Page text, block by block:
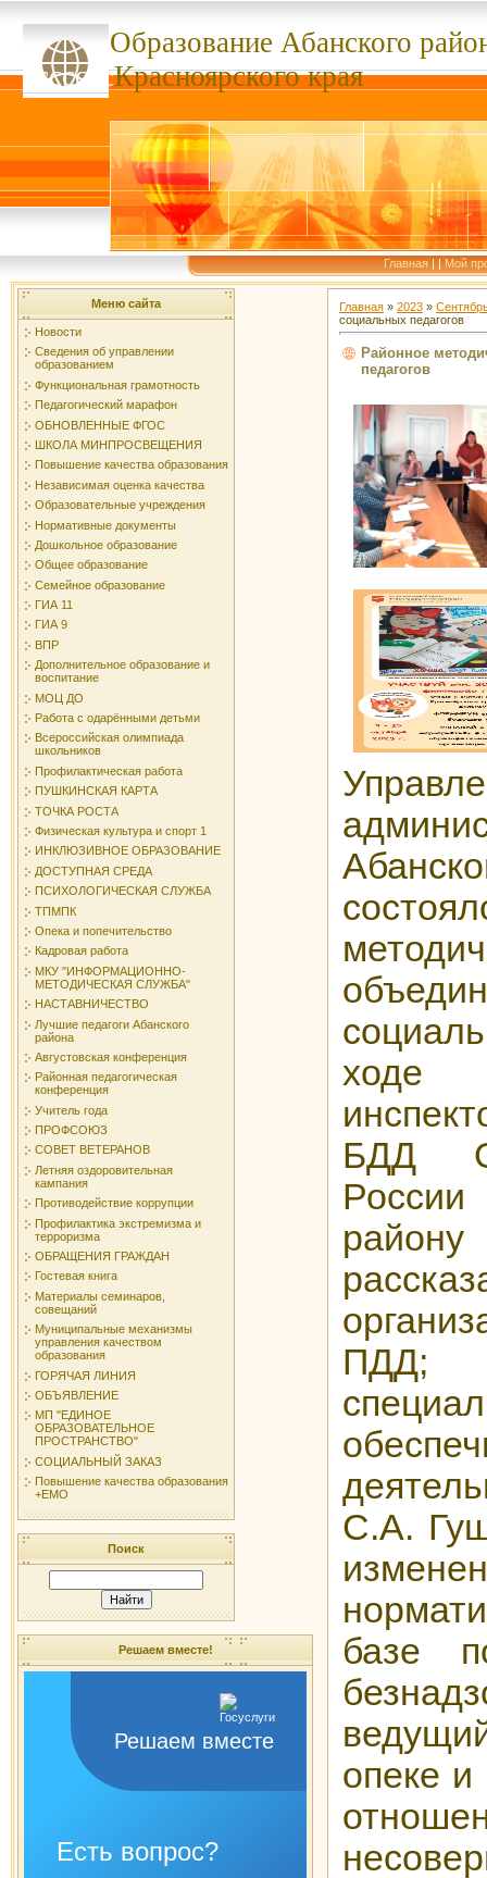
Образование Абанского
сссссссКрасноярского края
Главная | | Мой
Меню сайта
Новости
Сведения об управлении
образованием
Функциональная грамотность
Педагогический марафон
ОБНОВЛЕННЫЕ ФГОС
ШКОЛА МИНПРОСВЕЩЕНИЯ
Повышение качества образования
Независимая оценка качества
Образовательные учреждения
Нормативные документы
Дошкольное образование
Общее образование
Семейное образование
ГИА 11
ГИА 9
ВПР
Дополнительное образование и
воспитание
МОЦ ДО
Работа с одарёнными детьми
Всероссийская олимпиада
школьников
Профилактическая работа
ПУШКИНСКАЯ КАРТА
ТОЧКА РОСТА
Физическая культура и спорт 1
ИНКЛЮЗИВНОЕ ОБРАЗОВАНИЕ
ДОСТУПНАЯ СРЕДА
ПСИХОЛОГИЧЕСКАЯ СЛУЖБА
ТПМПК
Опека и попечительство
Кадровая работа
МКУ "ИНФОРМАЦИОННО-
МЕТОДИЧЕСКАЯ СЛУЖБА"
НАСТАВНИЧЕСТВО
Лучшие педагоги Абанского
района
Августовская конференция
Районная педагогическая
конференция
Учитель года
ПРОФСОЮЗ
СОВЕТ ВЕТЕРАНОВ
Летняя оздоровительная
кампания
Противодействие коррупции
Профилактика экстремизма и
терроризма
ОБРАЩЕНИЯ ГРАЖДАН
Гостевая книга
Материалы семинаров,
совещаний
Муниципальные механизмы
управления качеством
образования
ГОРЯЧАЯ ЛИНИЯ
ОБЪЯВЛЕНИЕ
МП "ЕДИНОЕ
ОБРАЗОВАТЕЛЬНОЕ
ПРОСТРАНСТВО"
СОЦИАЛЬНЫЙ ЗАКАЗ
Повышение качества образования
+ЕМО
Поиск
Решаем вместе!
Решаем вместе
Есть вопрос?
Главная » 2023 »
социальных педагогов
Районное
педагогов
ходе
БДД
С.А.
базе
опеке и